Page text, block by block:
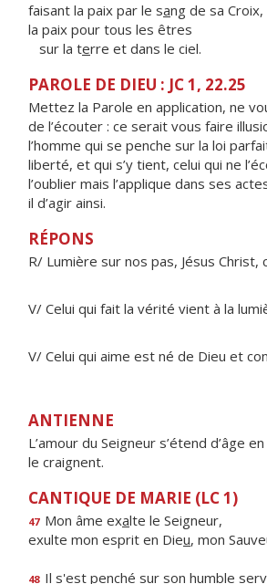
faisant la paix par le sang de sa
la paix pour tous les êtres
sur la terre et dans le ciel.
PAROLE DE DIEU : JC 1, 22.25
Mettez la Parole en application, ne
de l’écouter : ce serait vous faire
l’homme qui se penche sur la loi
liberté, et qui s’y tient, celui qui ne
l’oublier mais l’applique dans ses
il d’agir ainsi.
RÉPONS
R/ Lumière sur nos pas, Jésus Christ,
V/ Celui qui fait la vérité vient à la
V/ Celui qui aime est né de Dieu et
ANTIENNE
L’amour du Seigneur s’étend d’âge
le craignent.
CANTIQUE DE MARIE (LC 1)
47 Mon âme exalte le Seigneur,
exulte mon esprit en Dieu, mon
48 Il s'est penché sur son humble